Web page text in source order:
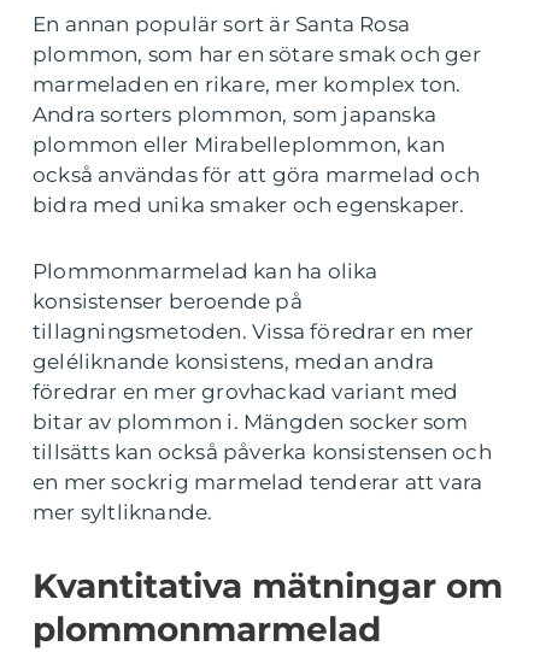
En annan populär sort är Santa Rosa
plommon, som har en sötare smak och ger
marmeladen en rikare, mer komplex ton.
Andra sorters plommon, som japanska
plommon eller Mirabelleplommon, kan
också användas för att göra marmelad och
bidra med unika smaker och egenskaper.
Plommonmarmelad kan ha olika
konsistenser beroende på
tillagningsmetoden. Vissa föredrar en mer
geléliknande konsistens, medan andra
föredrar en mer grovhackad variant med
bitar av plommon i. Mängden socker som
tillsätts kan också påverka konsistensen och
en mer sockrig marmelad tenderar att vara
mer syltliknande.
Kvantitativa mätningar om
plommonmarmelad